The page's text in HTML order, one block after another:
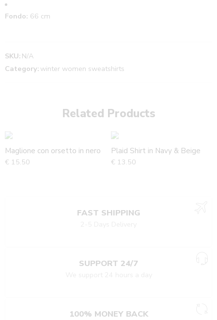
Fondo: 66 cm
SKU: N/A
Category: winter women sweatshirts
Related Products
Maglione con orsetto in nero
€ 15.50
Plaid Shirt in Navy & Beige
€ 13.50
FAST SHIPPING
SUPPORT 24/7
100% MONEY BACK